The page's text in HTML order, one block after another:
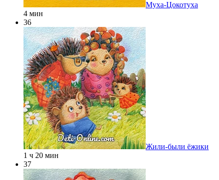
Муха-Цокотуха
4 мин
36
Жили-были ёжики
1 ч 20 мин
37